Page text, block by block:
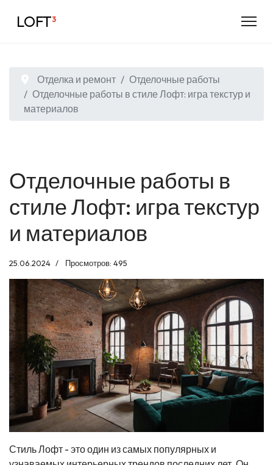
LOFT³
Отделка и ремонт
Отделочные работы
Отделочные работы в стиле Лофт: игра текстур и
материалов
Отделочные работы в
стиле Лофт: игра текстур
и материалов
25.06.2024 Просмотров: 495
Стиль Лофт - это один из самых популярных и